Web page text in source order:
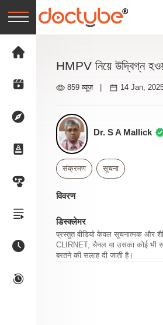
HMPV নিয়ে উদ্বিগ্ন
859 व्यूज़ 14 Jan,
Dr. S A Mallick
संक्रमण सूचना
विवरण
डिस्क्लेमर
प्रस्तुत वीडियो केवल सूचनात्मक और
CLIRNET, चैनल या उसका कोई भी
बरतने की सलाह दी जाती है।